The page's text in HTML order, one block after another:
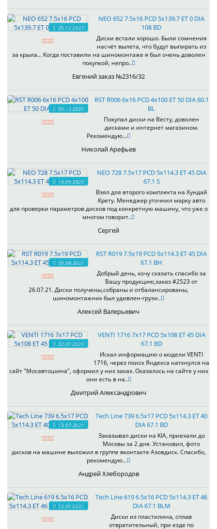
05.12.2021
NEO 652 7.5x16 PCD 5x139.7 ET 0 DIA
108 BD
Диски встали хорошо. Были сомнения
насчёт вылета, что будут выпирать из
за крыла... Когда поставили на шиномонтаже я был очень доволен
покупкой, непро..
Евгений заказ №2316/32
05.12.2021
RST R006 6x16 PCD 4x100 ET 50 DIA 60.1
BL
Покупал диски на Весту, доволен
дисками и интернет магазином.
Рекомендую...
Николай Арефьев
14.09.2021
NEO 728 7.5x17 PCD 5x114.3 ET 45 DIA
67.1 S
Взял для второго комплекта на Хундай
Крету. Менеджер уточнил марку авто
для проверки параметров дисков под конкретную машину, что уже о
многом говорит..
Сергей
09.08.2021
RST R019 7.5x19 PCD 5x114.3 ET 45 DIA
67.1 BH
Добрый день, хочу сказать спасибо за
Вашу продукцию,заказ #2523 от
26.07.21. Диски получены,собраны и отбалансированы,
шиномонтажник был удивлен-грузи..
Алексей Валерьевич
22.07.2021
VENTI 1716 7x17 PCD 5x108 ET 45 DIA
67.1 BD
Искал информацию о модели VENTI
1716, через поиск Яндекса наткнулся на
сайт "Мосавтошина", оформил у них заказ. Оказалось на сайте у них
они есть в на..
Дмитрий Александрович
13.07.2021
Tech Line 739 6.5x17 PCD 5x114.3 ET 40
DIA 67.1 BD
Заказывал диски на KIA, приехали до
Москвы за 2 дня. Установил, фото
дисков на машине выложил в группе вконтакте Азовдиск. Спасибо,
рекомендую...
Андрей Хлебородов
12.07.2021
Tech Line 619 6.5x16 PCD 5x114.3 ET 46
DIA 67.1 BLM
Диски из пластилина, сплав
отвратительный, при езде по